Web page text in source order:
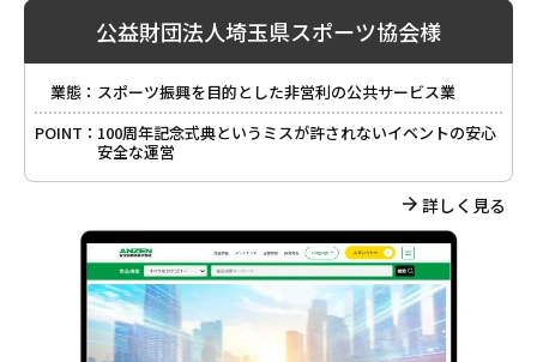
公益財団法人埼玉県スポーツ協会様
業態： スポーツ振興を目的とした非営利の公共サービス業
POINT： 100周年記念式典というミスが許されないイベントの安心
安全な運営
詳しく見る